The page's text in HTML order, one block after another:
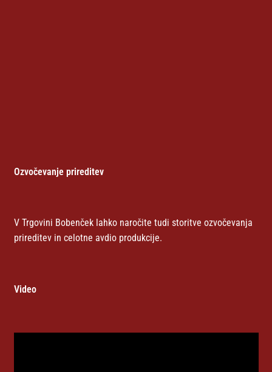
Ozvočevanje prireditev
V Trgovini Bobenček lahko naročite tudi storitve ozvočevanja
prireditev in celotne avdio produkcije.
Video